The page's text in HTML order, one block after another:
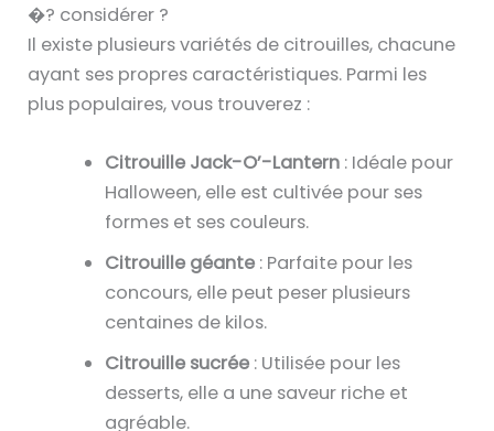
�? considérer ?
Il existe plusieurs variétés de citrouilles, chacune
ayant ses propres caractéristiques. Parmi les
plus populaires, vous trouverez :
Citrouille Jack-O’-Lantern: Idéale pour
Halloween, elle est cultivée pour ses
formes et ses couleurs.
Citrouille géante: Parfaite pour les
concours, elle peut peser plusieurs
centaines de kilos.
Citrouille sucrée: Utilisée pour les
desserts, elle a une saveur riche et
agréable.